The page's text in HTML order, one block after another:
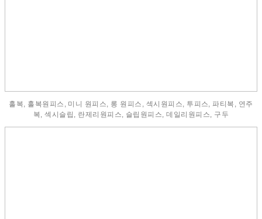
홀복, 홀복원피스, 미니 원피스, 롱 원피스, 섹시원피스, 투피스, 파티복, 연주
복, 섹시슬립, 란제리원피스, 슬립원피스, 데일리원피스, 구두